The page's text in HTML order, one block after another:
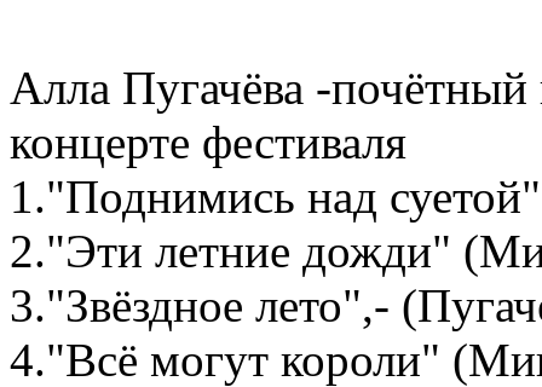
Алла Пугачёва -почётный
концерте фестиваля
1."Поднимись над
2."Эти летние дожди"
3."Звёздное лето",-
4."Всё могут короли"